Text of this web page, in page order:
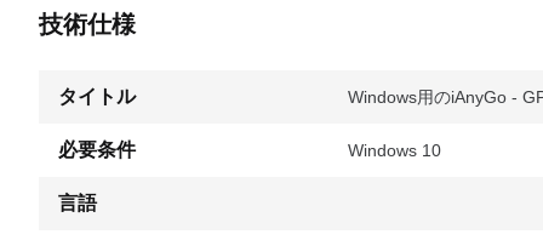
技術仕様
タイトル Windows用のiAnyGo -
必要条件 Windows 10
言語